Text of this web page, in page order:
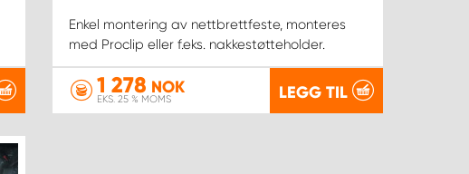
Enkel montering av nettbrettfeste, monteres
med Proclip eller f.eks. nakkestøtteholder.
1 278 NOK
EKS. 25 % MOMS LEGG TIL